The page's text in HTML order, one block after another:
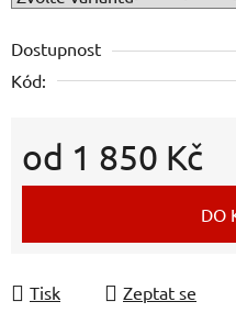
Dostupnost
Kód:
od 1 850 Kč
Měrná cena:
DO
Tisk Zeptat se